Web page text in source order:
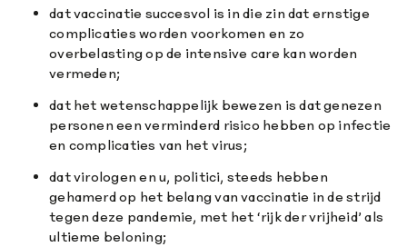
dat vaccinatie succesvol is in die zin dat ernstige
complicaties worden voorkomen en zo
overbelasting op de intensive care kan worden
vermeden;
dat het wetenschappelijk bewezen is dat genezen
personen een verminderd risico hebben op infectie
en complicaties van het virus;
dat virologen en u, politici, steeds hebben
gehamerd op het belang van vaccinatie in de strijd
tegen deze pandemie, met het ‘rijk der vrijheid’ als
ultieme beloning;